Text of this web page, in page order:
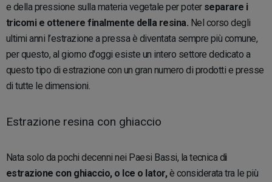
e della pressione sulla materia vegetale per poter separare i
tricomi e ottenere finalmente della resina. Nel corso degli
ultimi anni l’estrazione a pressa è diventata sempre più comune,
per questo, al giorno d'oggi esiste un intero settore dedicato a
questo tipo di estrazione con un gran numero di prodotti e presse
di tutte le dimensioni.
Estrazione resina con ghiaccio
Nata solo da pochi decenni nei Paesi Bassi, la tecnica di
estrazione con ghiaccio, o Ice o lator,è considerata tra le più